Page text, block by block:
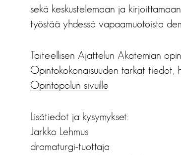
sekä keskustelemaan ja
työstää yhdessä vapaamuotoista
Taiteellisen Ajattelun Akatemian
Opintokokonaisuuden tarkat tiedot,
Opintopolun sivuille
Lisätiedot ja kysymykset:
Jarkko Lehmus
dramaturgi-tuottaja